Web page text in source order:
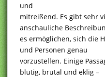
und
mitreißend. Es gibt sehr
anschauliche
es ermöglichen, sich die
und Personen genau
vorzustellen. Einige
blutig, brutal und eklig –